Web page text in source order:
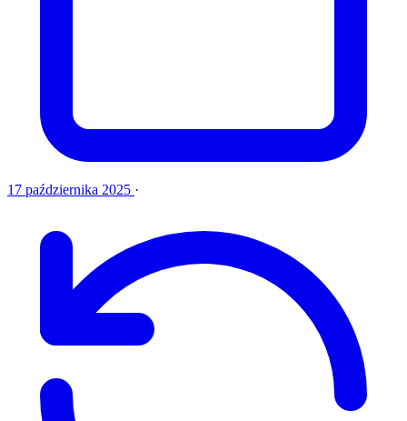
17 października 2025 ·